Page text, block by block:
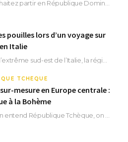
pouilles lors d’un voyage sur
Italie
TCHÈQUE
mesure en Europe centrale :
à la Bohème